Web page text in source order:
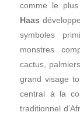
comme le
Haas
symboles
monstres
cactus,
grand visage
central à la
traditionnel